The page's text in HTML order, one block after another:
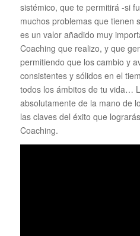
sistémico, que te permitirá -si
muchos problemas que tienen
es un valor añadido muy
Coaching que realizo, y que
permitiendo que los cambio y
consistentes y sólidos en el
todos los ámbitos de tu vida…
absolutamente de la mano de
las claves del éxito que
Coaching.